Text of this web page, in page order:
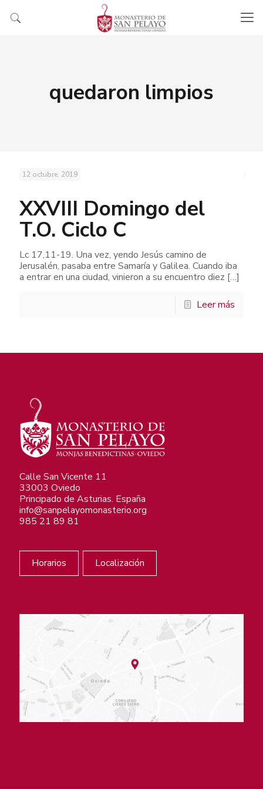
quedaron limpios
12 octubre, 2019
XXVIII Domingo del
T.O. Ciclo C
Lc 17,11-19. Una vez, yendo Jesús camino de
Jerusalén, pasaba entre Samaría y Galilea. Cuando iba
a entrar en una ciudad, vinieron a su encuentro diez […]
Leer más
Calle San Vicente 11
33003 Oviedo
Principado de Asturias. España
info@sanpelayomonasterio.org
985 21 89 81
Horarios Localización